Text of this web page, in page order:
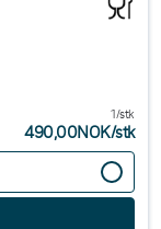
1/stk
490,00NOK/stk